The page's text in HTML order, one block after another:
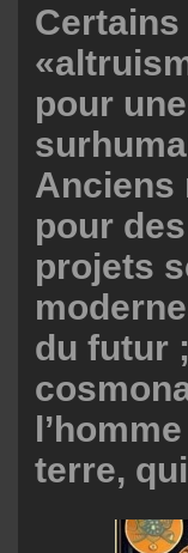
Certains
pour
Anciens
pour
projets
du futur
terre,